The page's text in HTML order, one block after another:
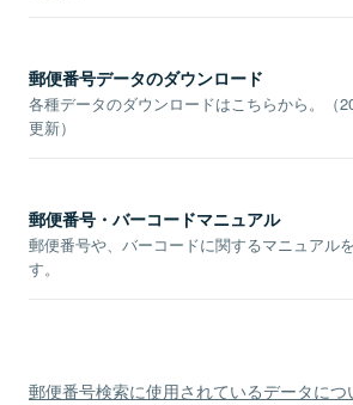
郵便番号データのダウンロード
各種データのダウンロードはこちらから。（
更新）
郵便番号・バーコードマニュアル
郵便番号や、バーコードに関するマニュアル
す。
郵便番号検索に使用されているデータにつ